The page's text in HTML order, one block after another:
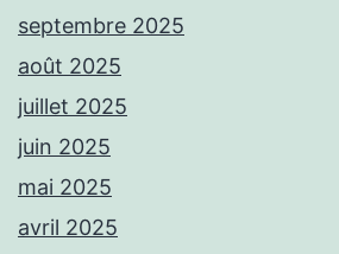
septembre 2025
août 2025
juillet 2025
juin 2025
mai 2025
avril 2025